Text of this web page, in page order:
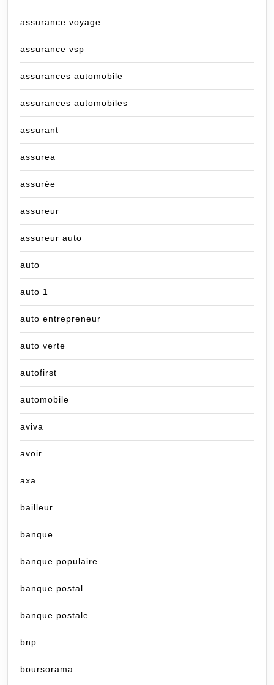
assurance voyage
assurance vsp
assurances automobile
assurances automobiles
assurant
assurea
assurée
assureur
assureur auto
auto
auto 1
auto entrepreneur
auto verte
autofirst
automobile
aviva
avoir
axa
bailleur
banque
banque populaire
banque postal
banque postale
bnp
boursorama